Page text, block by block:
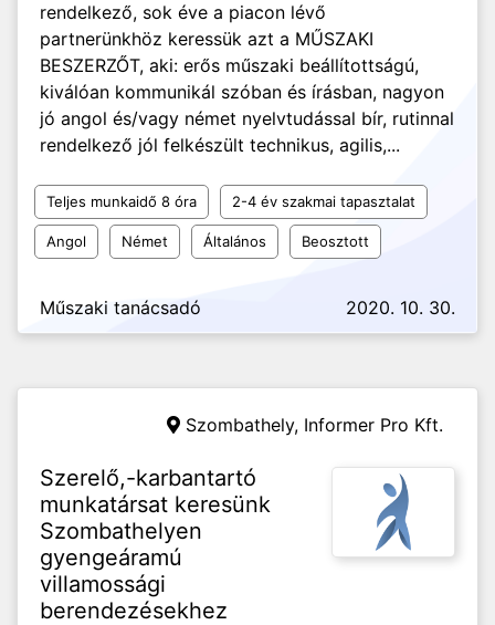
rendelkező, sok éve a piacon lévő
partnerünkhöz keressük azt a MŰSZAKI
BESZERZŐT, aki: erős műszaki beállítottságú,
kiválóan kommunikál szóban és írásban, nagyon
jó angol és/vagy német nyelvtudással bír, rutinnal
rendelkező jól felkészült technikus, agilis,...
Teljes munkaidő 8 óra 2-4 év szakmai tapasztalat
Angol Német Általános Beosztott
Műszaki tanácsadó 2020. 10. 30.
Szombathely, Informer Pro Kft.
Szerelő,-karbantartó
munkatársat keresünk
Szombathelyen
gyengeáramú
villamossági
berendezésekhez